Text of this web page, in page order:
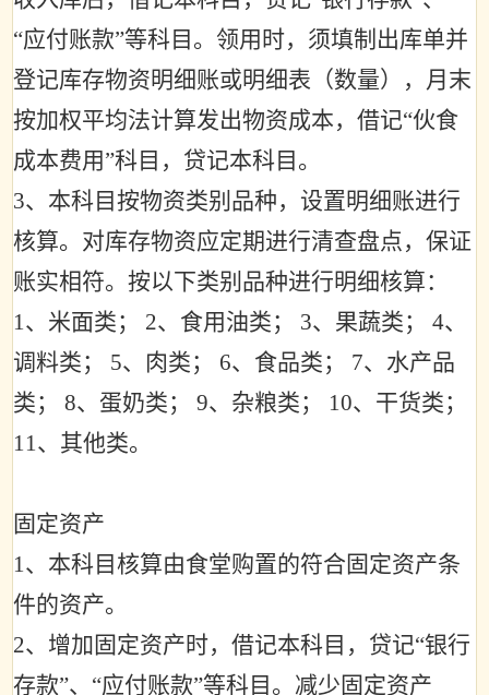
“应付账款”等科目。领用时，须填制出库单并
登记库存物资明细账或明细表（数量），月末
按加权平均法计算发出物资成本，借记“伙食
成本费用 ”科目，贷记本科目。
3、本科目按物资类别品种，设置明细账进行
核算。对库存物资应定期进行清查盘点，保证
账实相符。按以下类别品种进行明细核算：
1、米面类； 2、食用油类； 3、果蔬类； 4、
调料类；
5、肉类； 6、食品类； 7、水产品
类；
8、蛋奶类； 9、杂粮类； 10、干货类；
11、其他类。
固定资产
1、本科目核算由食堂购置的符合固定资产条
件的资产。
2、增加固定资产时，借记本科目，贷记“银行
存款”、 “应付账款”等科目。减少固定资产